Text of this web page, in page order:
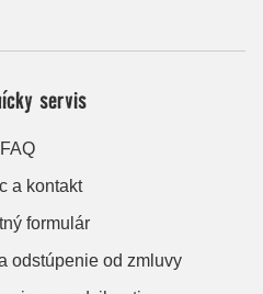
servis
FAQ
a kontakt
formulár
odstúpenie od zmluvy